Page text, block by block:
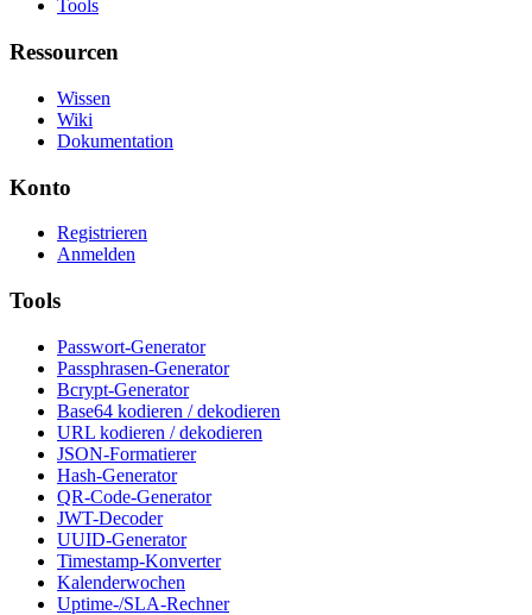
Tools
Ressourcen
Wissen
Wiki
Dokumentation
Konto
Registrieren
Anmelden
Tools
Passwort-Generator
Passphrasen-Generator
Bcrypt-Generator
Base64 kodieren / dekodieren
URL kodieren / dekodieren
JSON-Formatierer
Hash-Generator
QR-Code-Generator
JWT-Decoder
UUID-Generator
Timestamp-Konverter
Kalenderwochen
Uptime-/SLA-Rechner